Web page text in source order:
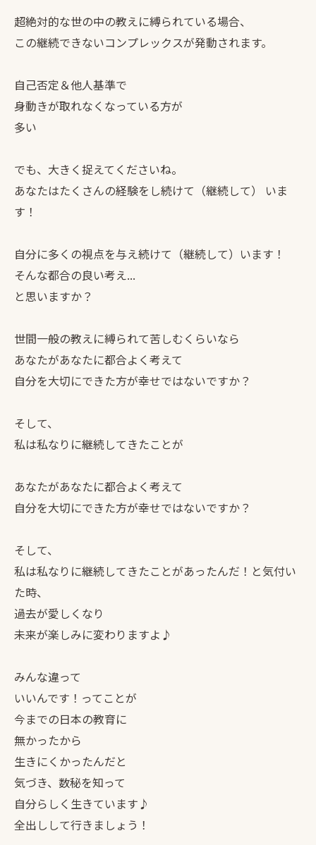
超絶対的な世の中の教えに縛られている場合、
この継続できないコンプレックスが発動されます。
自己否定＆他人基準で
身動きが取れなくなっている方が
多い
でも、大きく捉えてくださいね。
あなたはたくさんの経験をし続けて（継続して） いま
す！
自分に多くの視点を与え続けて（継続して）います！
そんな都合の良い考え...
と思いますか？
世間一般の教えに縛られて苦しむくらいなら
あなたがあなたに都合よく考えて
自分を大切にできた方が幸せではないですか？
そして、
私は私なりに継続してきたことが
あなたがあなたに都合よく考えて
自分を大切にできた方が幸せではないですか？
そして、
私は私なりに継続してきたことがあったんだ！と気付い
た時、
過去が愛しくなり
未来が楽しみに変わりますよ♪
みんな違って
いいんです！ってことが
今までの日本の教育に
無かったから
生きにくかったんだと
気づき、数秘を知って
自分らしく生きています♪
全出しして行きましょう！